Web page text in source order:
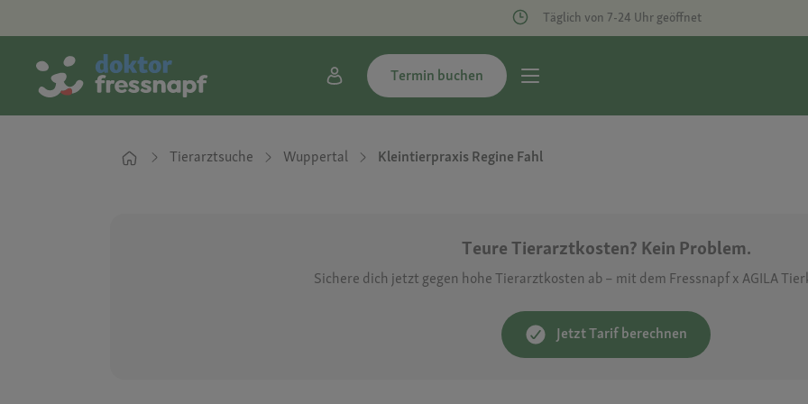
Täglich von 7-24 Uhr geöffnet
Termin buchen
Tierarztsuche Wuppertal Kleintierpraxis Regine Fahl
Teure Tierarztkosten? Kein Problem.
Sichere dich jetzt gegen hohe Tierarztkosten ab – mit dem Fressnapf x AGILA
Jetzt Tarif berechnen